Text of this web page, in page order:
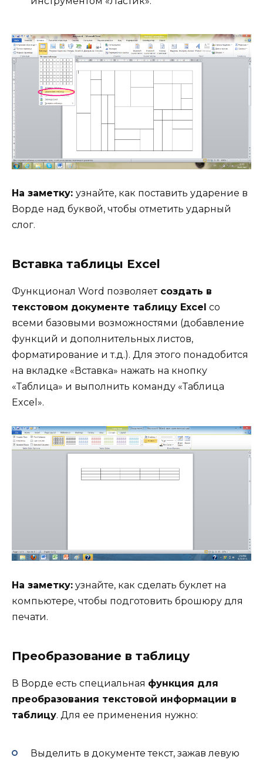
На заметку: узнайте, как поставить ударение в
Ворде над буквой, чтобы отметить ударный
слог.
Вставка таблицы Excel
Функционал Word позволяетсоздать в
текстовом документе таблицу Excel со
всеми базовыми возможностями (добавление
функций и дополнительных листов,
форматирование и т.д.). Для этого понадобится
на вкладке «Вставка» нажать на кнопку
«Таблица» и выполнить команду «Таблица
Excel».
На заметку: узнайте, как сделать буклет на
компьютере, чтобы подготовить брошюру для
печати.
Преобразование в таблицу
В Ворде есть специальная функция для
преобразования текстовой информации в
таблицу. Для ее применения нужно:
Выделить в документе текст, зажав левую